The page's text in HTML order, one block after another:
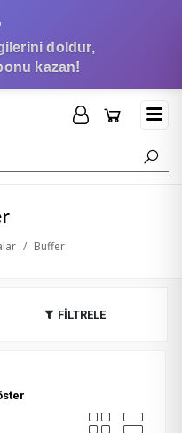
doldur,
kazan!
/ Buffer
FİLTRELE